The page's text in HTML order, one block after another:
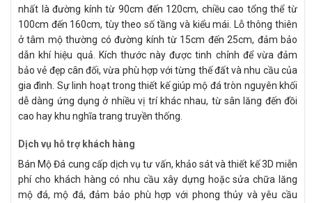
nhất là đường kính từ 90cm đến 120cm, chiều cao tổng thể từ
100cm đến 160cm, tùy theo số tầng và kiểu mái. Lỗ thông thiên
ở tâm mộ thường có đường kính từ 15cm đến 25cm, đảm bảo
dẫn khí hiệu quả. Kích thước này được tinh chỉnh để vừa đảm
bảo vẻ đẹp cân đối, vừa phù hợp với từng thế đất và nhu cầu của
gia đình. Sự linh hoạt trong thiết kế giúp mộ đá tròn nguyên khối
dễ dàng ứng dụng ở nhiều vị trí khác nhau, từ sân lăng đến đồi
cao hay khu nghĩa trang truyền thống.
Dịch vụ hỗ trợ khách hàng
Bán Mộ Đá cung cấp dịch vụ tư vấn, khảo sát và thiết kế 3D miễn
phí cho khách hàng có nhu cầu xây dựng hoặc sửa chữa lăng
mộ đá, mộ đá, đảm bảo phù hợp với phong thủy và yêu cầu